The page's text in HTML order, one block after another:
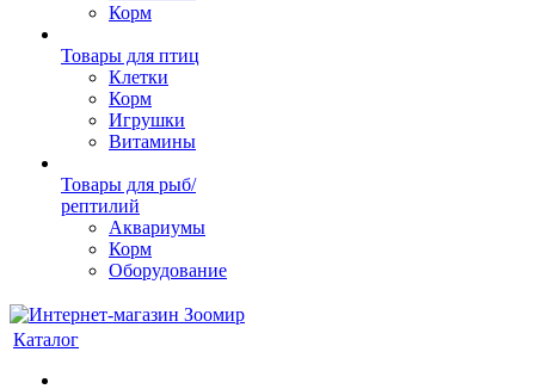
Корм
Товары для птиц
Клетки
Корм
Игрушки
Витамины
Товары для рыб/
рептилий
Аквариумы
Корм
Оборудование
Каталог